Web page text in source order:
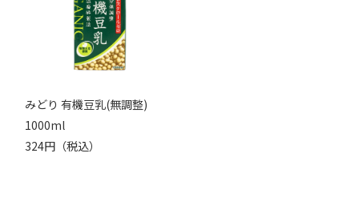
みどり 有機豆乳(無調整)
1000ml
324円（税込）